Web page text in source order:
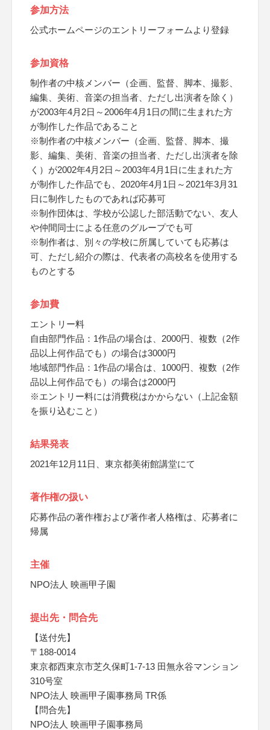
参加方法
公式ホームページのエントリーフォームより登録
参加資格
制作者の中核メンバー（企画、監督、脚本、撮影、
編集、美術、音楽の担当者、ただし出演者を除く）
が2003年4月2日～2006年4月1日の間に生まれた方
が制作した作品であること
※制作者の中核メンバー（企画、監督、脚本、撮
影、編集、美術、音楽の担当者、ただし出演者を除
く）が2002年4月2日～2003年4月1日に生まれた方
が制作した作品でも、2020年4月1日～2021年3月31
日に制作したものであれば応募可
※制作団体は、学校が公認した部活動でない、友人
や仲間同士による任意のグループでも可
※制作者は、別々の学校に所属していても応募は
可、ただし紹介の際は、代表者の高校名を使用する
ものとする
参加費
エントリー料
自由部門作品：1作品の場合は、2000円、複数（2作
品以上何作品でも）の場合は3000円
地域部門作品：1作品の場合は、1000円、複数（2作
品以上何作品でも）の場合は2000円
※エントリー料には消費税はかからない（上記金額
を振り込むこと）
結果発表
2021年12月11日、東京都美術館講堂にて
著作権の扱い
応募作品の著作権および著作者人格権は、応募者に
帰属
主催
NPO法人 映画甲子園
提出先・問合先
【送付先】
〒188-0014
東京都西東京市芝久保町1-7-13 田無永谷マンション
310号室
NPO法人 映画甲子園事務局 TR係
【問合先】
NPO法人 映画甲子園事務局